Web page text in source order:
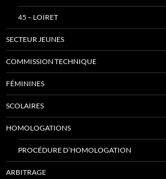
45 – LOIRET
SECTEUR JEUNES
COMMISSION TECHNIQUE
FÉMININES
SCOLAIRES
HOMOLOGATIONS
PROCÉDURE D’HOMOLOGATION
ARBITRAGE